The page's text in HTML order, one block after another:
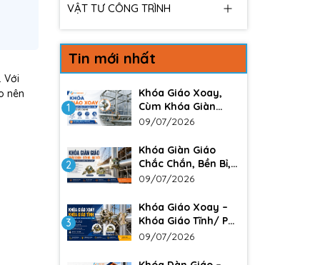
Với
nên
VẬT TƯ CÔNG TRÌNH
Tin mới nhất
1
Khóa Giáo Xoay,
Cùm Khóa Giàn
Giáo – Giải Pháp
Trong Xây Dựng
09/07/2026
2
Khóa Giàn Giáo
Chắc Chắn, Bền Bỉ,
Giá Tốt Cho Công
09/07/2026
3
Khóa Giáo Xoay –
Khóa Giáo Tĩnh/ Phụ
kiện không thể
công trình lớn. Đảm
09/07/2026